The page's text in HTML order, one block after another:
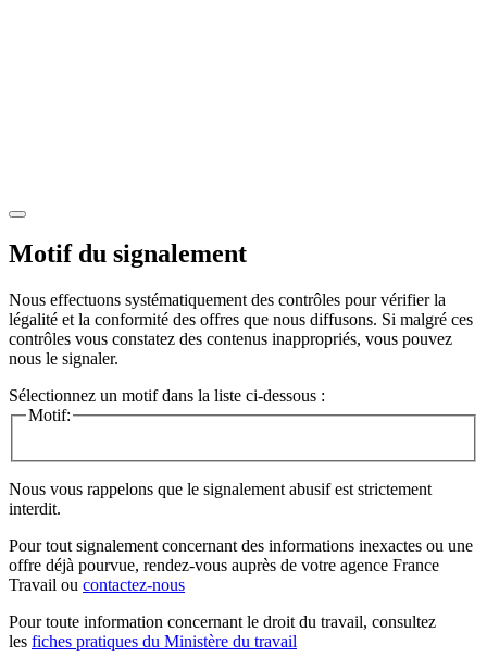
Motif du signalement
Nous effectuons systématiquement des contrôles pour vérifier la
légalité et la conformité des offres que nous diffusons. Si malgré ces
contrôles vous constatez des contenus inappropriés, vous pouvez
nous le signaler.
Sélectionnez un motif dans la liste ci-dessous :
Motif:
Nous vous rappelons que le signalement abusif est strictement
interdit.
Pour tout signalement concernant des informations inexactes ou une
offre déjà pourvue, rendez-vous auprès de votre agence France
Travail ou contactez-nous
Pour toute information concernant le droit du travail, consultez
les fiches pratiques du Ministère du travail